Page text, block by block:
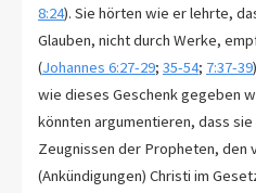
8:24). Sie hörten wie er lehrte,
Glauben, nicht durch Werke, empfangenes Geschenk war
(Johannes 6:27-29; 35-54; 7:37-39
wie dieses Geschenk gegeben
könnten argumentieren, dass sie es basierend auf den
Zeugnissen der Propheten, den
(Ankündigungen) Christi im